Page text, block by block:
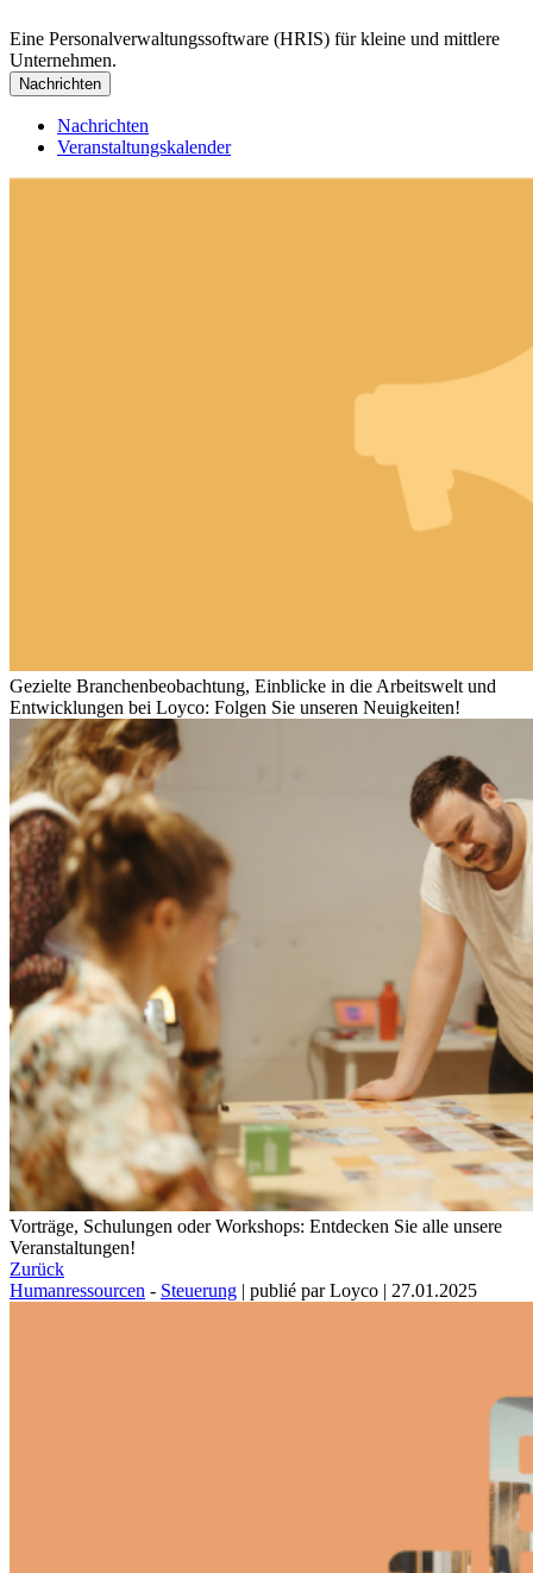
Eine Personalverwaltungssoftware (HRIS) für kleine und mittlere
Unternehmen.
Nachrichten
Nachrichten
Veranstaltungskalender
Gezielte Branchenbeobachtung, Einblicke in die Arbeitswelt und
Entwicklungen bei Loyco: Folgen Sie unseren Neuigkeiten!
Vorträge, Schulungen oder Workshops: Entdecken Sie alle unsere
Veranstaltungen!
Zurück
Humanressourcen - Steuerung | publié par Loyco | 27.01.2025